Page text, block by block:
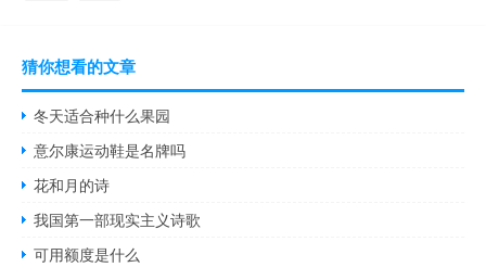
猜你想看的文章
冬天适合种什么果园
意尔康运动鞋是名牌吗
花和月的诗
我国第一部现实主义诗歌
可用额度是什么